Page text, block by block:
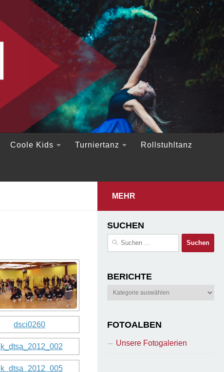
Coole Kids Turniertanz Rollstuhltanz
MEHR
SUCHEN
Suchen
BERICHTE
Berichte
FOTOALBEN
Unsere Fotogalerien